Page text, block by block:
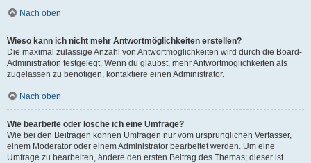
Nach oben
Wieso kann ich nicht mehr Antwortmöglichkeiten erstellen?
Die maximal zulässige Anzahl von Antwortmöglichkeiten wird durch die Board-
Administration festgelegt. Wenn du glaubst, mehr Antwortmöglichkeiten als
zugelassen zu benötigen, kontaktiere einen Administrator.
Nach oben
Wie bearbeite oder lösche ich eine Umfrage?
Wie bei den Beiträgen können Umfragen nur vom ursprünglichen Verfasser,
einem Moderator oder einem Administrator bearbeitet werden. Um eine
Umfrage zu bearbeiten, ändere den ersten Beitrag des Themas; dieser ist